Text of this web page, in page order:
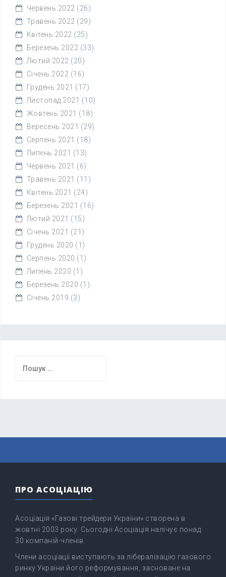
Червень 2022 (26)
Травень 2022 (29)
Квітень 2022 (25)
Березень 2022 (33)
Лютий 2022 (20)
Січень 2022 (16)
Грудень 2021 (17)
Листопад 2021 (10)
Жовтень 2021 (18)
Вересень 2021 (29)
Серпень 2021 (18)
Липень 2021 (13)
Червень 2021 (6)
Травень 2021 (11)
Квітень 2021 (24)
Березень 2021 (16)
Лютий 2021 (15)
Січень 2021 (21)
Грудень 2020 (1)
Серпень 2020 (1)
Липень 2020 (1)
Березень 2020 (1)
Січень 2019 (3)
ПРО АСОЦІАЦІЮ
Асоціація «Газові трейдери України» створена в
жовтні 2003 року. Сьогодні Асоціація налічує понад
30 компаній-членів.
Члени асоціації виступають за лібералізацію газового
ринку України його реформування, засноване на